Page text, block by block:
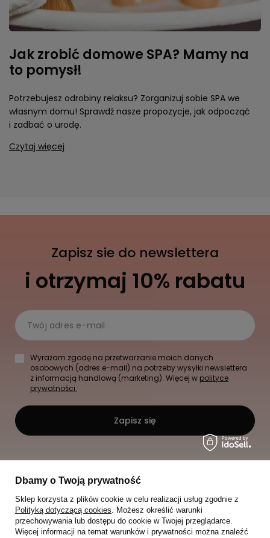
Jak zrobić domowe SPA? Mamy na
to pomysł!
Potrzebujesz odrobiny relaksu? Zorganizuj sobie SPA we
własnym domu! Sprawdź nasze propozycje, jak odpocząć
i zadbać o urodę.
Czytaj więcej
Zapisz sie do newslettera
i otrzymaj 10% rabatu
Twój adres e-mail
Wyrażam zgodę na przetwarzanie moich danych
osobowych (adres e-mail) na potrzeby wysyłki newslettera
z informacją handlową (marketing). Więcej w polityce
prywatności.
Zapisz się
Dbamy o Twoją prywatność
Sklep korzysta z plików cookie w celu realizacji usług zgodnie z
Polityką dotyczącą cookies. Możesz określić warunki
przechowywania lub dostępu do cookie w Twojej przeglądarce.
Więcej informacji na temat warunków i prywatności można znaleźć